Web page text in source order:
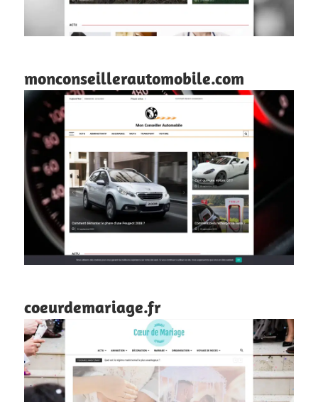
monconseillerautomobile.com
coeurdemariage.fr